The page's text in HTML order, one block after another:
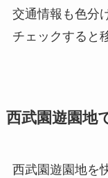
交通情報も色分
チェックすると
西武園遊園地
西武園遊園地を